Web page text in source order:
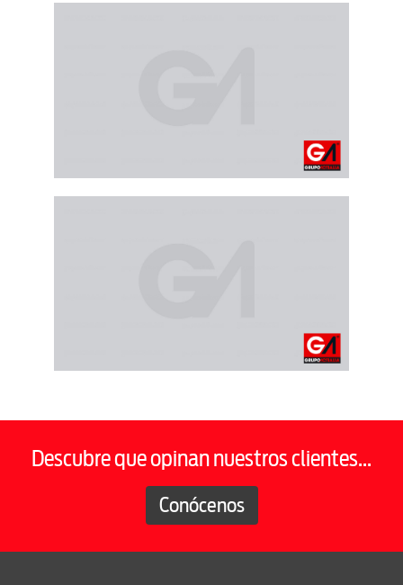
Descubre que opinan nuestros clientes...
Conócenos